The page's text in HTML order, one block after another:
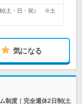
制(土・日・祝） ※土
気になる
制度｜完全週休2日制(土